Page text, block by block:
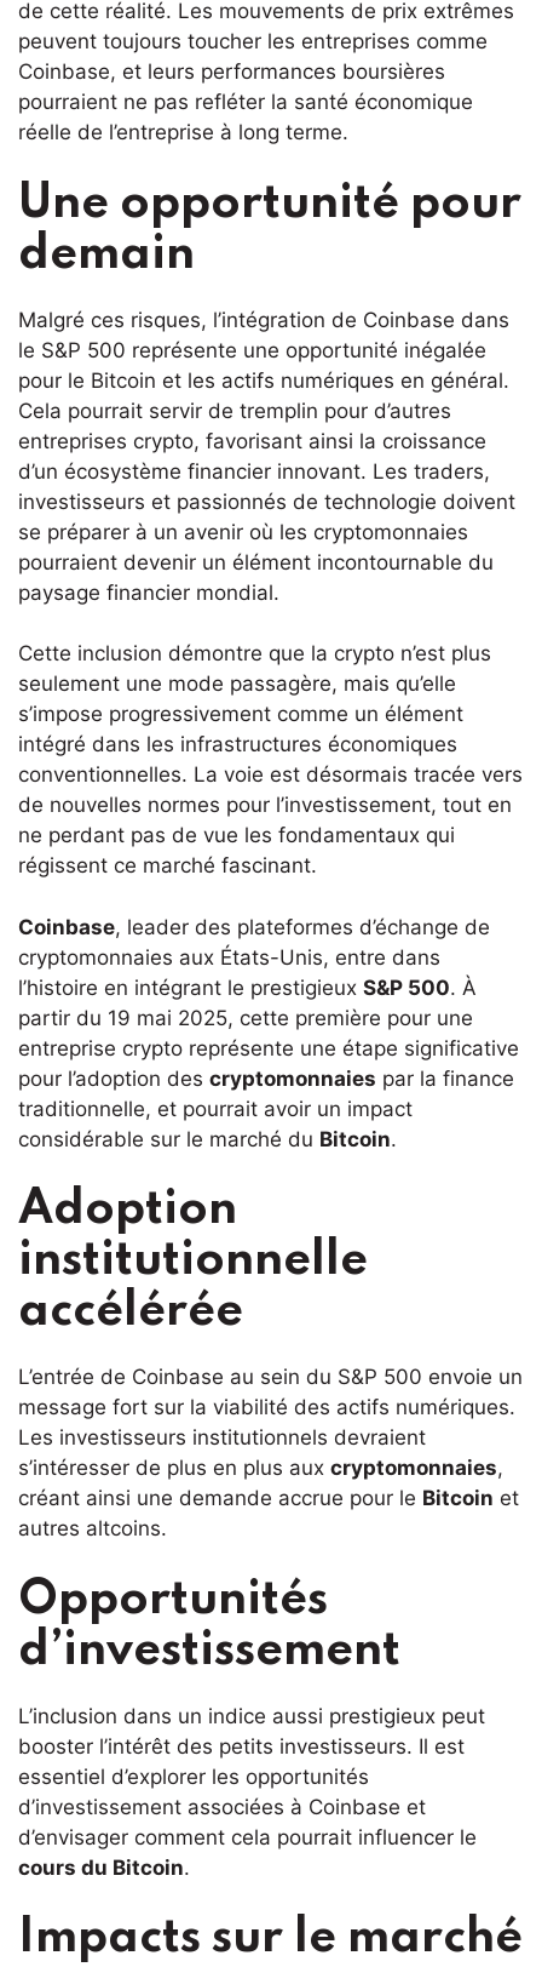
de cette réalité. Les mouvements de prix extrêmes
peuvent toujours toucher les entreprises comme
Coinbase, et leurs performances boursières
pourraient ne pas refléter la santé économique
réelle de l’entreprise à long terme.
Une opportunité pour
demain
Malgré ces risques, l’intégration de Coinbase dans
le S&P 500 représente une opportunité inégalée
pour le Bitcoin et les actifs numériques en général.
Cela pourrait servir de tremplin pour d’autres
entreprises crypto, favorisant ainsi la croissance
d’un écosystème financier innovant. Les traders,
investisseurs et passionnés de technologie doivent
se préparer à un avenir où les cryptomonnaies
pourraient devenir un élément incontournable du
paysage financier mondial.
Cette inclusion démontre que la crypto n’est plus
seulement une mode passagère, mais qu’elle
s’impose progressivement comme un élément
intégré dans les infrastructures économiques
conventionnelles. La voie est désormais tracée vers
de nouvelles normes pour l’investissement, tout en
ne perdant pas de vue les fondamentaux qui
régissent ce marché fascinant.
Coinbase, leader des plateformes d’échange de
cryptomonnaies aux États-Unis, entre dans
l’histoire en intégrant le prestigieux S&P 500. À
partir du 19 mai 2025, cette première pour une
entreprise crypto représente une étape significative
pour l’adoption des cryptomonnaies par la finance
traditionnelle, et pourrait avoir un impact
considérable sur le marché du Bitcoin.
Adoption
institutionnelle
accélérée
L’entrée de Coinbase au sein du S&P 500 envoie un
message fort sur la viabilité des actifs numériques.
Les investisseurs institutionnels devraient
s’intéresser de plus en plus aux cryptomonnaies,
créant ainsi une demande accrue pour le Bitcoin et
autres altcoins.
Opportunités
d’investissement
L’inclusion dans un indice aussi prestigieux peut
booster l’intérêt des petits investisseurs. Il est
essentiel d’explorer les opportunités
d’investissement associées à Coinbase et
d’envisager comment cela pourrait influencer le
cours du Bitcoin.
Impacts sur le marché